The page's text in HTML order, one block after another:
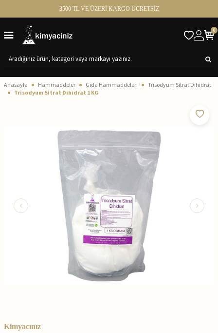
3500 TL VE ÜZERİ KARGO ÜCRETSİZ
0
Anasayfa Hammaddeler Gıda Hammaddeleri
Trisodyum Sitrat Dihidrat
Trisodyum Sitrat Dihidrat 1 KG
Kimyacınız